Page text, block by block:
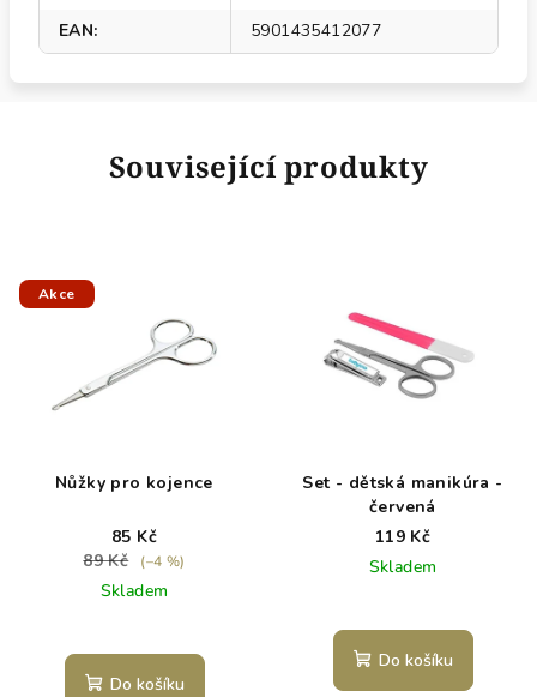
EAN: 5901435412077
Související produkty
Akce
Nůžky pro kojence
85 Kč
89 Kč
(–4 %)
Skladem
Do košíku
Set - dětská manikúra -
červená
119 Kč
Skladem
Do košíku